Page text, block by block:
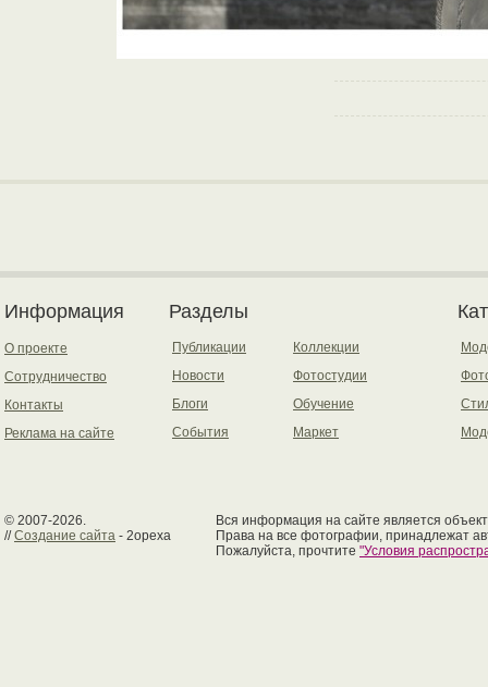
Информация
О проекте
Сотрудничество
Контакты
Реклама на сайте
Разделы
Публикации
Новости
Блоги
События
Коллекции
Фотостудии
Обучение
Маркет
© 2007-2026.
//Создание сайта - 2opexa
Вся информация на сайте является
Права на все фотографии, принадлежат
Пожалуйста, прочтите "Условия